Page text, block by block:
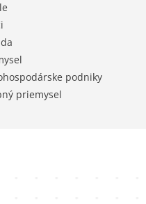
podniky
priemysel